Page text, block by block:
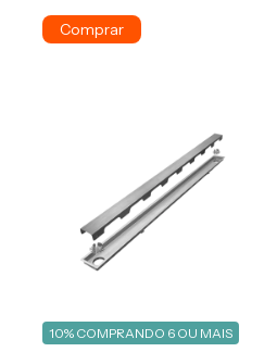
10% COMPRANDO 6 OU MAIS